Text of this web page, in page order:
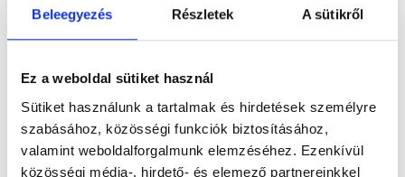
Beleegyezés Részletek A sütikről
Ez a weboldal sütiket használ
Sütiket használunk a tartalmak és hirdetések személyre
szabásához, közösségi funkciók biztosításához,
valamint weboldalforgalmunk elemzéséhez. Ezenkívül
közösségi média-, hirdető- és elemező partnereinkkel
csökkent, különösen a nettó kereslet, amely 12%-kal marad
el az előző év hasonló időszakától​ – írja avg.hu.
Távmunkaváltás és bizonytalan kilátások
A hibrid munkamodell térhódítása alapjaiban alakította át a
bérlői igényeket. A cégek kisebb irodaterületekre váltanak,
közösségi terekre helyezve a hangsúlyt, ami a bérleti